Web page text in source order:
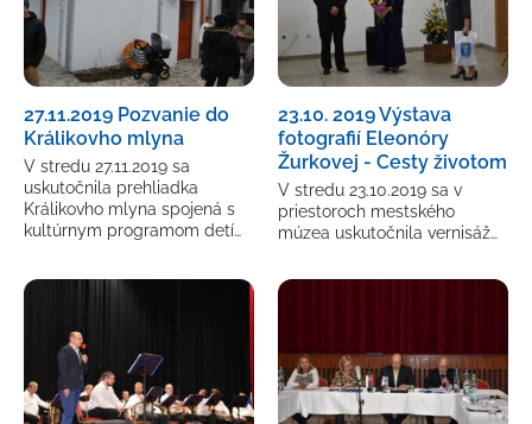
27.11.2019 Pozvanie do
Králikovho mlyna
V stredu 27.11.2019 sa
uskutočnila prehliadka
Králikovho mlyna spojená s
kultúrnym programom detí…
23.10. 2019 Výstava
fotografií Eleonóry
Žurkovej - Cesty životom
V stredu 23.10.2019 sa v
priestoroch mestského
múzea uskutočnila vernisáž…